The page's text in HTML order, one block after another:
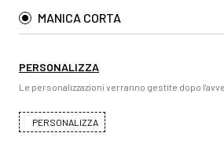
MANICA CORTA
PERSONALIZZA
Le personalizzazioni verranno gestite dopo
PERSONALIZZA